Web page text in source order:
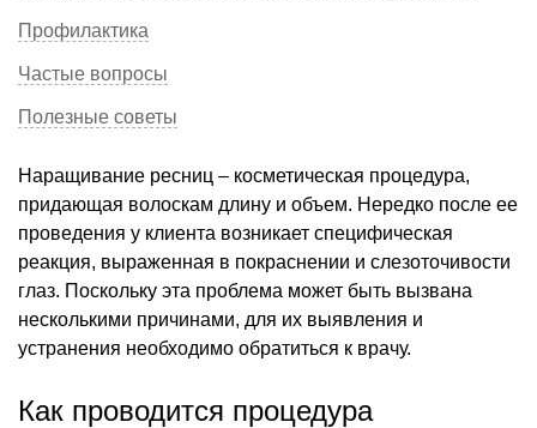
Профилактика
Частые вопросы
Полезные советы
Наращивание ресниц – косметическая процедура,
придающая волоскам длину и объем. Нередко после ее
проведения у клиента возникает специфическая
реакция, выраженная в покраснении и слезоточивости
глаз. Поскольку эта проблема может быть вызвана
несколькими причинами, для их выявления и
устранения необходимо обратиться к врачу.
Как проводится процедура